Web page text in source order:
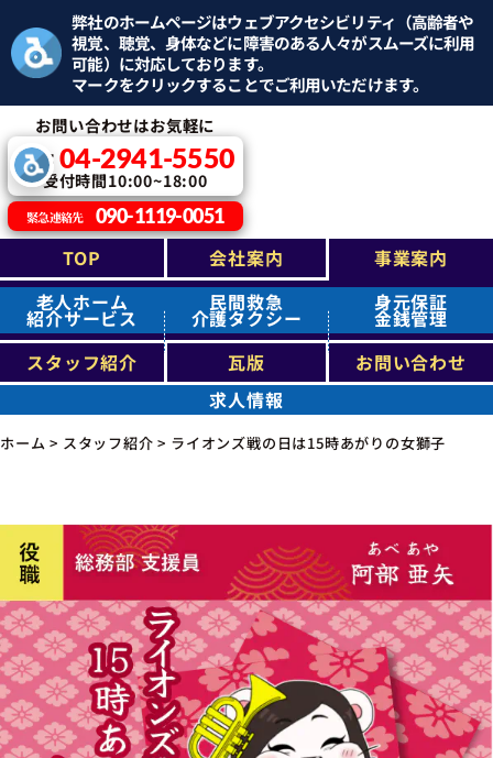
弊社のホームページはウェブアクセシビリティ（高齢者や
視覚、聴覚、身体などに障害のある人々がスムーズに利用
可能）に対応しております。
マークをクリックすることでご利用いただけます。
お問い合わせはお気軽に
TEL：04-2941-5550
受付時間10:00~18:00
緊急連絡先 090-1119-0051
TOP 会社案内
事業案内
老人ホーム
紹介サービス
民間救急
介護タクシー
身元保証
金銭管理
スタッフ紹介
瓦版
お問い合わせ
求人情報
ホーム > スタッフ紹介 > ライオンズ戦の日は15時あがりの女獅子